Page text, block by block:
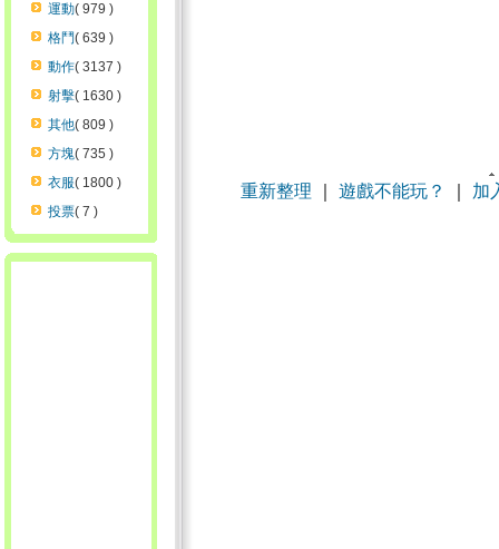
運動( 979 )
格鬥( 639 )
動作( 3137 )
射擊( 1630 )
其他( 809 )
方塊( 735 )
衣服( 1800 )
投票( 7 )
重新整理 遊戲不能玩？ 加